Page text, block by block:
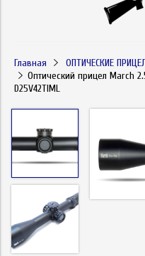
Главная ОПТИЧЕСКИЕ
Оптический прицел March
D25V42TIML